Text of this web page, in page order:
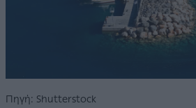
Πηγή: Shutterstock